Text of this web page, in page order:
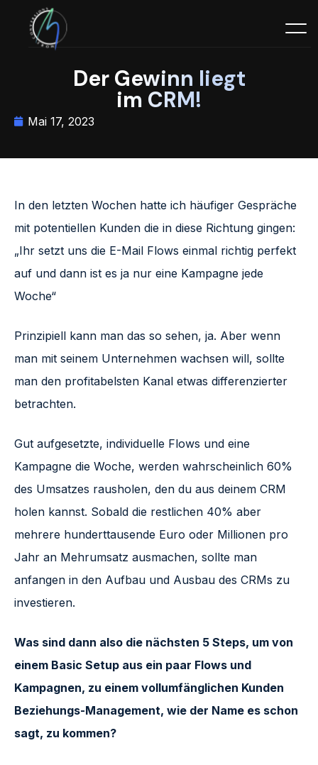
Der Gewinn liegt
im CRM!
Mai 17, 2023
In den letzten Wochen hatte ich häufiger Gespräche
mit potentiellen Kunden die in diese Richtung gingen:
„Ihr setzt uns die E-Mail Flows einmal richtig perfekt
auf und dann ist es ja nur eine Kampagne jede
Woche“
Prinzipiell kann man das so sehen, ja. Aber wenn
man mit seinem Unternehmen wachsen will, sollte
man den profitabelsten Kanal etwas differenzierter
betrachten.
Gut aufgesetzte, individuelle Flows und eine
Kampagne die Woche, werden wahrscheinlich 60%
des Umsatzes rausholen, den du aus deinem CRM
holen kannst. Sobald die restlichen 40% aber
mehrere hunderttausende Euro oder Millionen pro
Jahr an Mehrumsatz ausmachen, sollte man
anfangen in den Aufbau und Ausbau des CRMs zu
investieren.
Was sind dann also die nächsten 5 Steps, um von
einem Basic Setup aus ein paar Flows und
Kampagnen, zu einem vollumfänglichen Kunden
Beziehungs-Management, wie der Name es schon
sagt, zu kommen?